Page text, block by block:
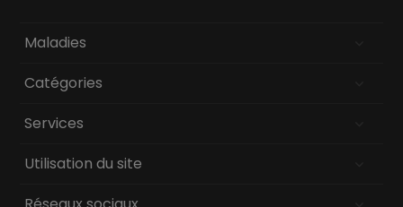
Maladies
Catégories
Services
Utilisation du site